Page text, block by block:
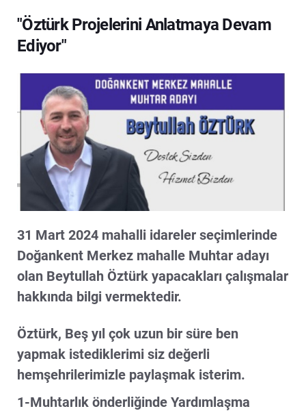
"Öztürk Projelerini Anlatmaya Devam
Ediyor"
31 Mart 2024 mahalli idareler seçimlerinde
Doğankent Merkez mahalle Muhtar adayı
olan Beytullah Öztürk yapacakları çalışmalar
hakkında bilgi vermektedir.
Öztürk, Beş yıl çok uzun bir süre ben
yapmak istediklerimi siz değerli
hemşehrilerimizle paylaşmak isterim.
1-Muhtarlık önderliğinde Yardımlaşma